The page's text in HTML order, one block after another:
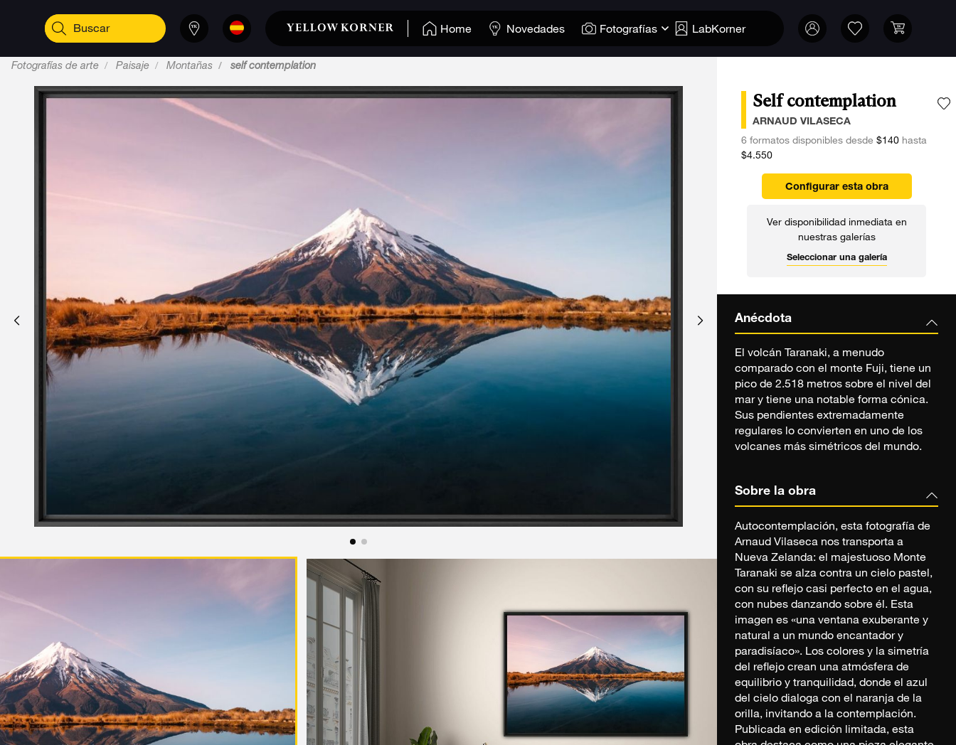
Home Novedades Fotografías LabKorner
Fotografías de arte Paisaje Montañas self contemplation
Self contemplation
ARNAUD VILASECA
6 formatos disponibles desde $140hasta
$4.550
Configurar esta obra
Ver disponibilidad inmediata en
nuestras galerías
Seleccionar una galería
Anécdota
El volcán Taranaki, a menudo
comparado con el monte Fuji, tiene un
pico de 2.518 metros sobre el nivel del
mar y tiene una notable forma cónica.
Sus pendientes extremadamente
regulares lo convierten en uno de los
volcanes más simétricos del mundo.
Sobre la obra
Autocontemplación, esta fotografía de
Arnaud Vilaseca nos transporta a
Nueva Zelanda: el majestuoso Monte
Taranaki se alza contra un cielo pastel,
con su reflejo casi perfecto en el agua,
con nubes danzando sobre él. Esta
imagen es «una ventana exuberante y
natural a un mundo encantador y
paradisíaco». Los colores y la simetría
del reflejo crean una atmósfera de
equilibrio y tranquilidad, donde el azul
del cielo dialoga con el naranja de la
orilla, invitando a la contemplación.
Publicada en edición limitada, esta